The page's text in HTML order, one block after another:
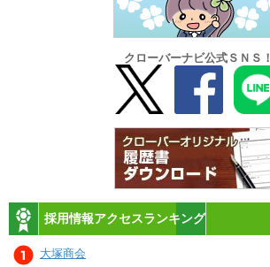
クローバーナビ公式ＳＮＳ！
採用情報アクセスランキング
大塚商会